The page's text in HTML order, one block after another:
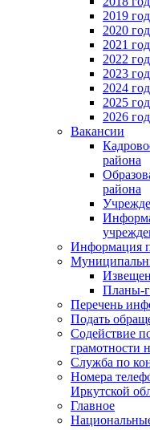
2019 год
2020 год
2021 год
2022 год
2023 год
2024 год
2025 год
2026 год
Вакансии
района
района
Планы-
Перечень
Подать
Содействие
грамотности
Служба по
Номера
Иркутской
Главное